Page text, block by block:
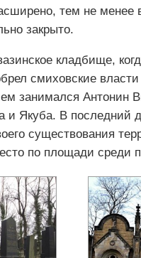
тем не менее
закрыто.
кладбище,
смиховские власти
занимался Антонин
и Якуба. В последний
существования
по площади среди